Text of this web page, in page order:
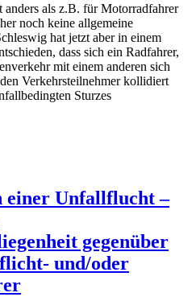
anders als z.B. für Motorradfahrer
noch keine allgemeine
hat jetzt aber in einem
dass sich ein Radfahrer,
mit einem anderen sich
Verkehrsteilnehmer kollidiert
Sturzes
einer Unfallflucht –
gegenüber
und/oder